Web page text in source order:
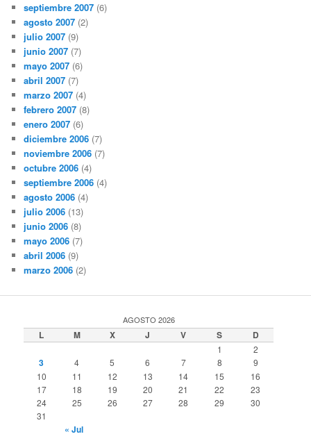
septiembre 2007 (6)
agosto 2007 (2)
julio 2007 (9)
junio 2007 (7)
mayo 2007 (6)
abril 2007 (7)
marzo 2007 (4)
febrero 2007 (8)
enero 2007 (6)
diciembre 2006 (7)
noviembre 2006 (7)
octubre 2006 (4)
septiembre 2006 (4)
agosto 2006 (4)
julio 2006 (13)
junio 2006 (8)
mayo 2006 (7)
abril 2006 (9)
marzo 2006 (2)
AGOSTO 2026
L M X J V S D
1 2
3 4 5 6 7 8
9
10
11 12 13 14 15
16
17
18 19 20 21 22
23
24
25 26 27 28 29
30
31
« Jul